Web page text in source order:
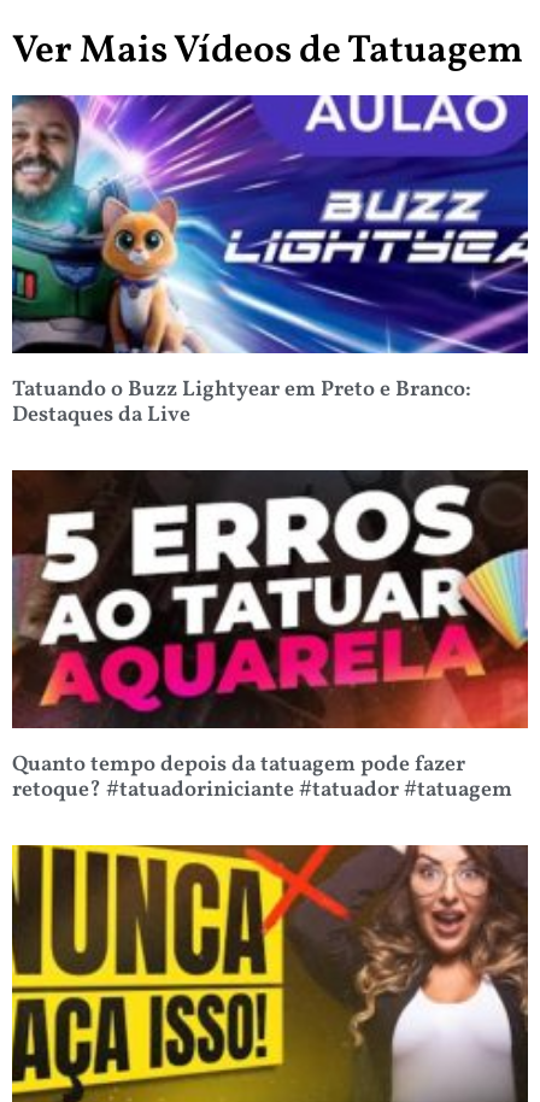
Ver Mais Vídeos de Tatuagem
Tatuando o Buzz Lightyear em Preto e Branco:
Destaques da Live
Quanto tempo depois da tatuagem pode fazer
retoque? #tatuadoriniciante #tatuador #tatuagem